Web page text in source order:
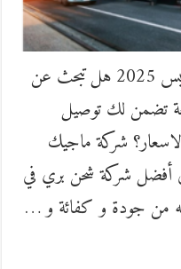
افضل شركات شحن بري في السويس 2025 هل تبحث عن
تضمن لك توصيل
شركة ماجيك
أفضل شركة شحن بري في
من جودة و كفائة و …